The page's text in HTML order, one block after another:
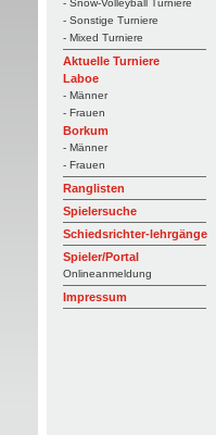
- Snow-Volleyball Turniere
- Sonstige Turniere
- Mixed Turniere
Aktuelle Turniere
Laboe
- Männer
- Frauen
Borkum
- Männer
- Frauen
Ranglisten
Spielersuche
Schiedsrichter-lehrgänge
Spieler/Portal
Onlineanmeldung
Impressum